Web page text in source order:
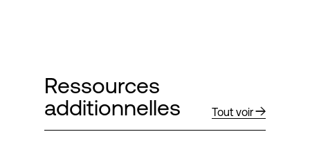
Ressources
additionnelles
Tout voir